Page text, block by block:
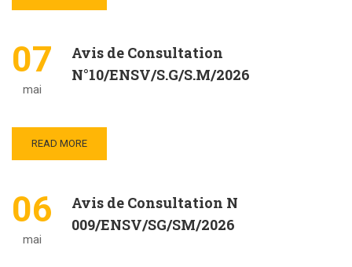
07
mai
Avis de Consultation
N°10/ENSV/S.G/S.M/2026
READ MORE
06
mai
Avis de Consultation N
009/ENSV/SG/SM/2026